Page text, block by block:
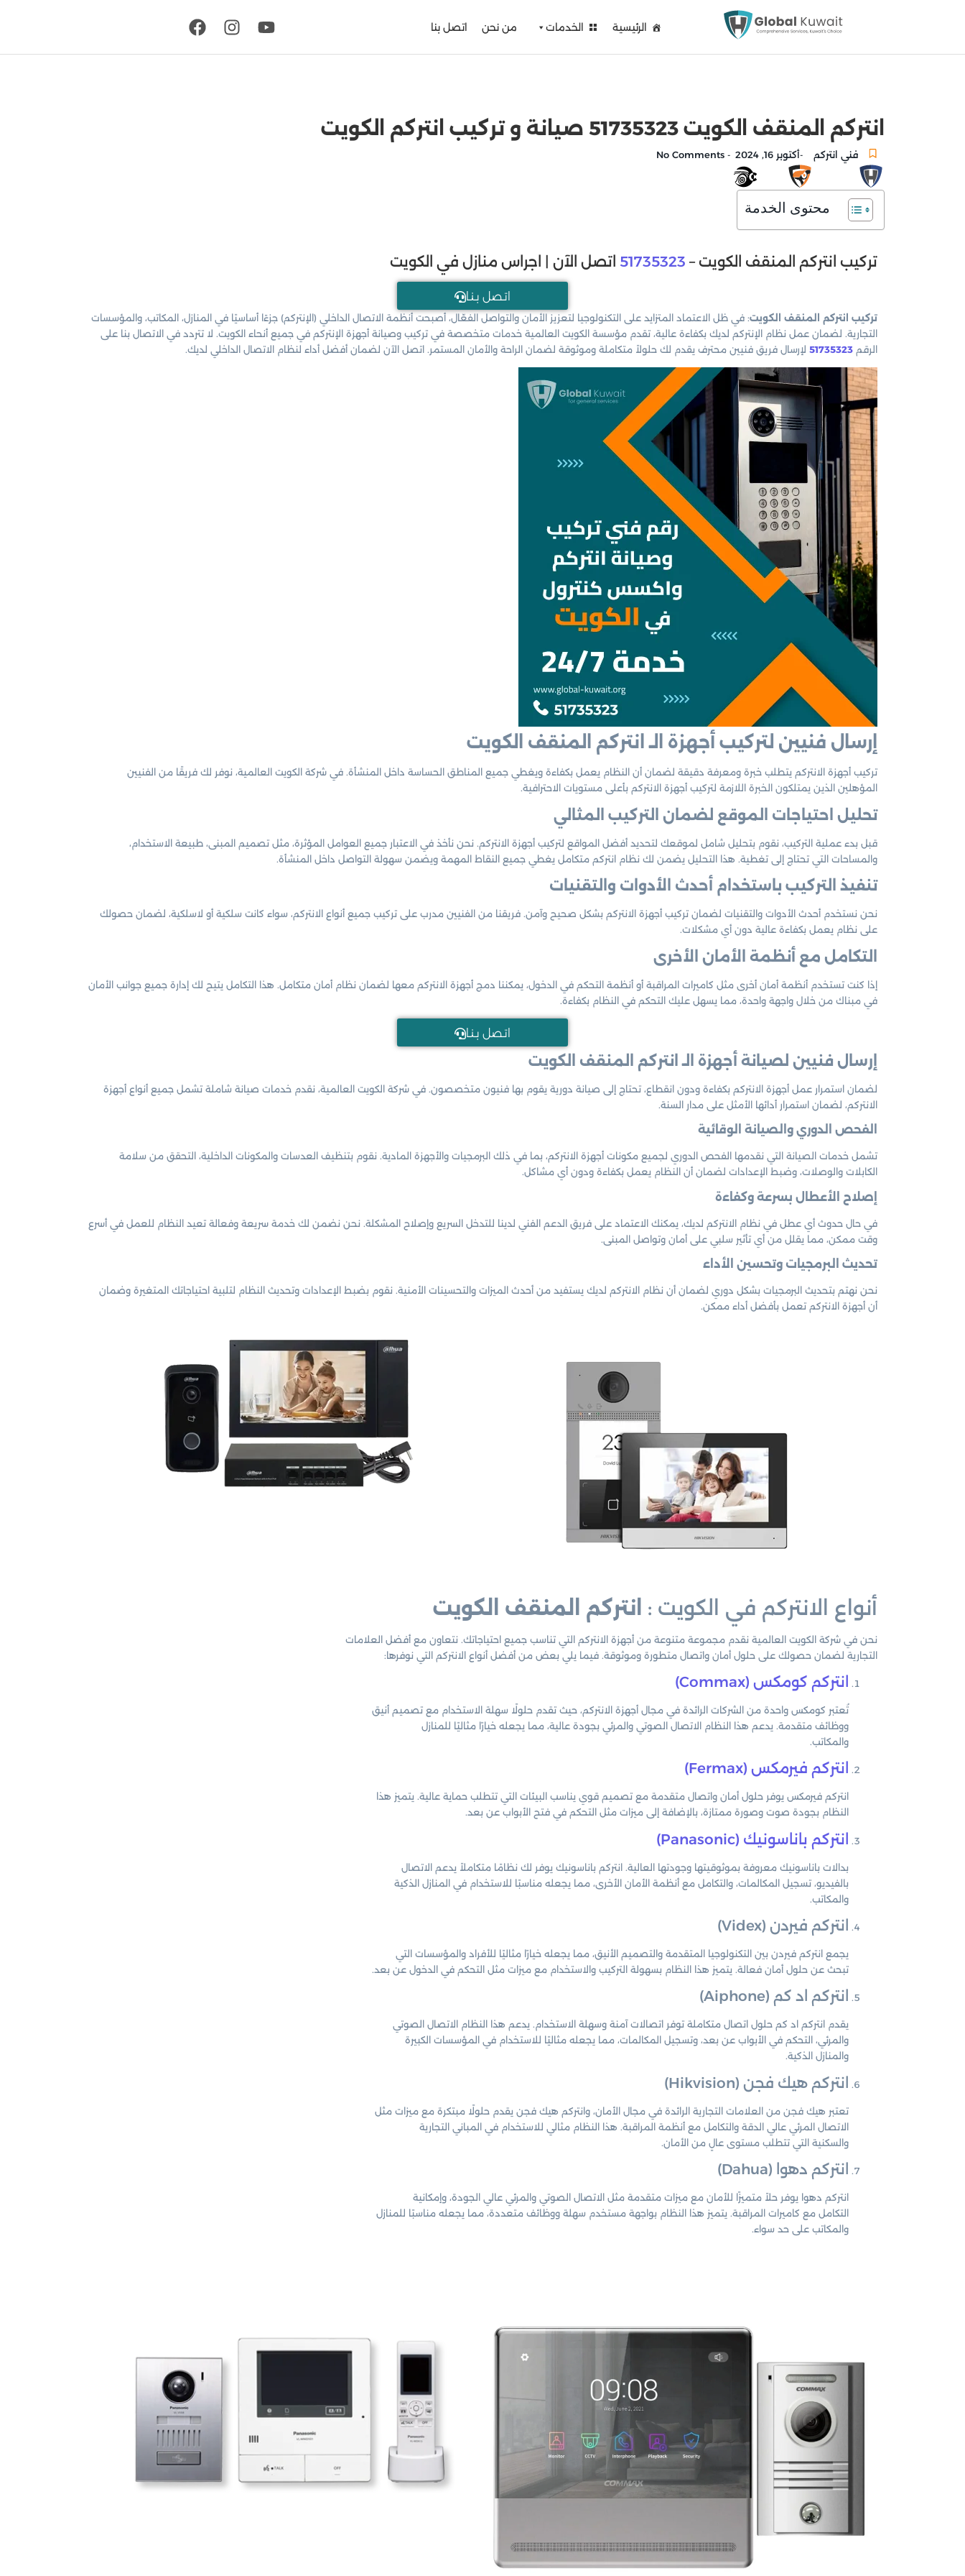
الرئيسية الخدمات من نحن اتصل بنا
انتركم المنقف الكويت 51735323 صيانة و تركيب انتركم الكويت
فني انتركم -أكتوبر 16, 2024 -
محتوى الخدمة
تركيب انتركم المنقف الكويت – 51735323 اتصل الآن | اجراس منازل في الكويت
اتـصل بـنـا
تركيب انتركم المنقف الكويت: في ظل الاعتماد المتزايد على التكنولوجيا لتعزيز الأمان والتواصل الفعّال، أصبحت أنظمة الاتصال الداخلي (الإنتركم) جزءًا أساسيًا في المنازل، المكاتب، والمؤسسات
التجارية. لضمان عمل نظام الإنتركم لديك بكفاءة عالية، تقدم مؤسسة الكويت العالمية خدمات متخصصة في تركيب وصيانة أجهزة الإنتركم في جميع أنحاء الكويت. لا تتردد في الاتصال بنا على
الرقم 51735323 لإرسال فريق فنيين محترف يقدم لك حلولاً متكاملة وموثوقة لضمان الراحة والأمان المستمر. اتصل الآن لضمان أفضل أداء لنظام الاتصال الداخلي لديك.
إرسال فنيين لتركيب أجهزة الـ انتركم المنقف الكويت
تركيب أجهزة الانتركم يتطلب خبرة ومعرفة دقيقة لضمان أن النظام يعمل بكفاءة ويغطي جميع المناطق الحساسة داخل المنشأة. في شركة الكويت العالمية، نوفر لك فريقًا من الفنيين
المؤهلين الذين يمتلكون الخبرة اللازمة لتركيب أجهزة الانتركم بأعلى مستويات الاحترافية.
تحليل احتياجات الموقع لضمان التركيب المثالي
قبل بدء عملية التركيب، نقوم بتحليل شامل لموقعك لتحديد أفضل المواقع لتركيب أجهزة الانتركم. نحن نأخذ في الاعتبار جميع العوامل المؤثرة، مثل تصميم المبنى، طبيعة الاستخدام،
والمساحات التي تحتاج إلى تغطية. هذا التحليل يضمن لك نظام انتركم متكامل يغطي جميع النقاط المهمة ويضمن سهولة التواصل داخل المنشأة.
تنفيذ التركيب باستخدام أحدث الأدوات والتقنيات
نحن نستخدم أحدث الأدوات والتقنيات لضمان تركيب أجهزة الانتركم بشكل صحيح وآمن. فريقنا من الفنيين مدرب على تركيب جميع أنواع الانتركم، سواء كانت سلكية أو لاسلكية، لضمان حصولك
على نظام يعمل بكفاءة عالية دون أي مشكلات.
التكامل مع أنظمة الأمان الأخرى
إذا كنت تستخدم أنظمة أمان أخرى مثل كاميرات المراقبة أو أنظمة التحكم في الدخول، يمكننا دمج أجهزة الانتركم معها لضمان نظام أمان متكامل. هذا التكامل يتيح لك إدارة جميع جوانب الأمان
في مبناك من خلال واجهة واحدة، مما يسهل عليك التحكم في النظام بكفاءة.
اتـصل بـنـا
إرسال فنيين لصيانة أجهزة الـ انتركم المنقف الكويت
لضمان استمرار عمل أجهزة الانتركم بكفاءة ودون انقطاع، تحتاج إلى صيانة دورية يقوم بها فنيون متخصصون. في شركة الكويت العالمية، نقدم خدمات صيانة شاملة تشمل جميع أنواع أجهزة
الانتركم، لضمان استمرار أدائها الأمثل على مدار السنة.
الفحص الدوري والصيانة الوقائية
تشمل خدمات الصيانة التي نقدمها الفحص الدوري لجميع مكونات أجهزة الانتركم، بما في ذلك البرمجيات والأجهزة المادية. نقوم بتنظيف العدسات والمكونات الداخلية، التحقق من سلامة
الكابلات والوصلات، وضبط الإعدادات لضمان أن النظام يعمل بكفاءة ودون أي مشاكل.
إصلاح الأعطال بسرعة وكفاءة
في حال حدوث أي عطل في نظام الانتركم لديك، يمكنك الاعتماد على فريق الدعم الفني لدينا للتدخل السريع وإصلاح المشكلة. نحن نضمن لك خدمة سريعة وفعالة تعيد النظام للعمل في أسرع
وقت ممكن، مما يقلل من أي تأثير سلبي على أمان وتواصل المبنى.
تحديث البرمجيات وتحسين الأداء
نحن نهتم بتحديث البرمجيات بشكل دوري لضمان أن نظام الانتركم لديك يستفيد من أحدث الميزات والتحسينات الأمنية. نقوم بضبط الإعدادات وتحديث النظام لتلبية احتياجاتك المتغيرة وضمان
أن أجهزة الانتركم تعمل بأفضل أداء ممكن.
أنواع الانتركم في الكويت : انتركم المنقف الكويت
نحن في شركة الكويت العالمية نقدم مجموعة متنوعة من أجهزة الانتركم التي تناسب جميع احتياجاتك. نتعاون مع أفضل العلامات
التجارية لضمان حصولك على حلول أمان واتصال متطورة وموثوقة. فيما يلي بعض من أفضل أنواع الانتركم التي نوفرها:
انتركم كومكس (Commax)
تُعتبر كومكس واحدة من الشركات الرائدة في مجال أجهزة الانتركم، حيث تقدم حلولًا سهلة الاستخدام مع تصميم أنيق
ووظائف متقدمة. يدعم هذا النظام الاتصال الصوتي والمرئي بجودة عالية، مما يجعله خيارًا مثاليًا للمنازل
والمكاتب.
انتركم فيرمكس (Fermax)
انتركم فيرمكس يوفر حلول أمان واتصال متقدمة مع تصميم قوي يناسب البيئات التي تتطلب حماية عالية. يتميز هذا
النظام بجودة صوت وصورة ممتازة، بالإضافة إلى ميزات مثل التحكم في فتح الأبواب عن بعد.
انتركم باناسونيك (Panasonic)
بدالات باناسونيك معروفة بموثوقيتها وجودتها العالية. انتركم باناسونيك يوفر لك نظامًا متكاملاً يدعم الاتصال
بالفيديو، تسجيل المكالمات، والتكامل مع أنظمة الأمان الأخرى، مما يجعله مناسبًا للاستخدام في المنازل الذكية
والمكاتب.
انتركم فيردن (Videx)
يجمع انتركم فيردن بين التكنولوجيا المتقدمة والتصميم الأنيق، مما يجعله خيارًا مثاليًا للأفراد والمؤسسات التي
تبحث عن حلول أمان فعالة. يتميز هذا النظام بسهولة التركيب والاستخدام مع ميزات مثل التحكم في الدخول عن بعد.
انتركم اد كم (Aiphone)
يقدم انتركم اد كم حلول اتصال متكاملة توفر اتصالات آمنة وسهلة الاستخدام. يدعم هذا النظام الاتصال الصوتي
والمرئي، التحكم في الأبواب عن بعد، وتسجيل المكالمات، مما يجعله مثاليًا للاستخدام في المؤسسات الكبيرة
والمنازل الذكية.
انتركم هيك فجن (Hikvision)
تعتبر هيك فجن من العلامات التجارية الرائدة في مجال الأمان، وانتركم هيك فجن يقدم حلولًا مبتكرة مع ميزات مثل
الاتصال المرئي عالي الدقة والتكامل مع أنظمة المراقبة. هذا النظام مثالي للاستخدام في المباني التجارية
والسكنية التي تتطلب مستوى عالٍ من الأمان.
انتركم دهوا (Dahua)
انتركم دهوا يوفر حلاً متميزًا للأمان مع ميزات متقدمة مثل الاتصال الصوتي والمرئي عالي الجودة، وإمكانية
التكامل مع كاميرات المراقبة. يتميز هذا النظام بواجهة مستخدم سهلة ووظائف متعددة، مما يجعله مناسبًا للمنازل
والمكاتب على حد سواء.